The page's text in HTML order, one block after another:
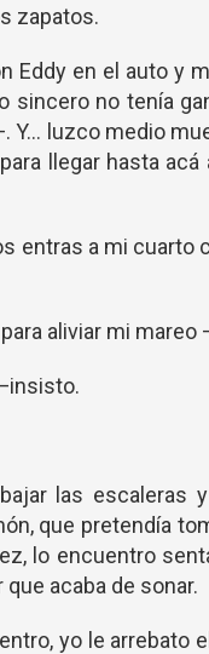
zapatos.
Eddy en el auto y
sincero no tenía
luzco medio
llegar hasta
entras a mi
aliviar mi mareo
las escaleras
que pretendía
lo encuentro
acaba de sonar.
yo le arrebato